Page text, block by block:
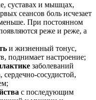
суставах и мышцах,
сеансов боль исчезает
При постоянном
реже и реже, а
и жизненный тонус,
поднимает настроение;
заболеваний
сосудистой,
с последующим